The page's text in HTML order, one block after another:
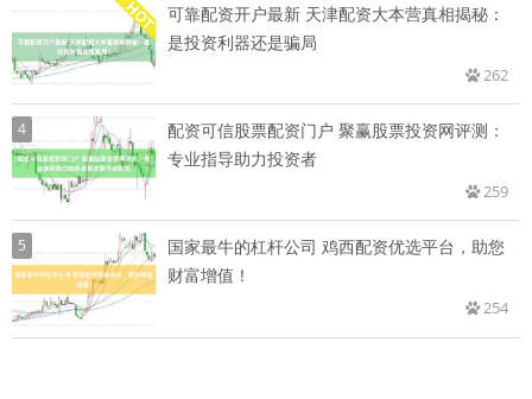
可靠配资开户最新 天津配资大本营真相揭秘：
是投资利器还是骗局
262
4
配资可信股票配资门户 聚赢股票投资网评测：
专业指导助力投资者
259
5
国家最牛的杠杆公司 鸡西配资优选平台，助您
财富增值！
254